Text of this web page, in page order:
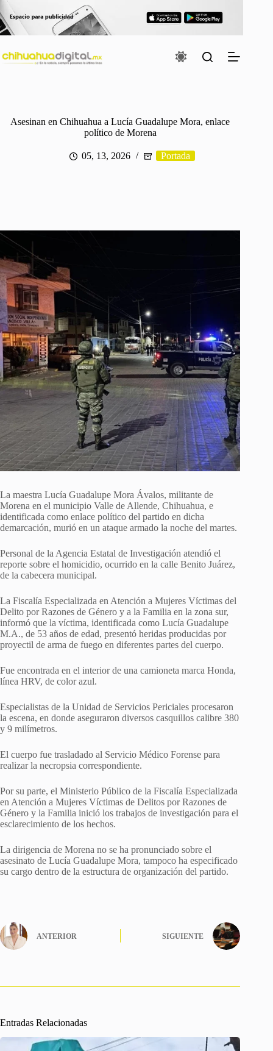
Saltar
al
contenido
Asesinan en Chihuahua a Lucía Guadalupe Mora, enlace
político de Morena
05, 13, 2026 Portada
La maestra Lucía Guadalupe Mora Ávalos, militante de
Morena en el municipio Valle de Allende, Chihuahua, e
identificada como enlace político del partido en dicha
demarcación, murió en un ataque armado la noche del martes.
Personal de la Agencia Estatal de Investigación atendió el
reporte sobre el homicidio, ocurrido en la calle Benito Juárez,
de la cabecera municipal.
La Fiscalía Especializada en Atención a Mujeres Víctimas del
Delito por Razones de Género y a la Familia en la zona sur,
informó que la víctima, identificada como Lucía Guadalupe
M.A., de 53 años de edad, presentó heridas producidas por
proyectil de arma de fuego en diferentes partes del cuerpo.
Fue encontrada en el interior de una camioneta marca Honda,
línea HRV, de color azul.
Especialistas de la Unidad de Servicios Periciales procesaron
la escena, en donde aseguraron diversos casquillos calibre 380
y 9 milímetros.
El cuerpo fue trasladado al Servicio Médico Forense para
realizar la necropsia correspondiente.
Por su parte, el Ministerio Público de la Fiscalía Especializada
en Atención a Mujeres Víctimas de Delitos por Razones de
Género y la Familia inició los trabajos de investigación para el
esclarecimiento de los hechos.
La dirigencia de Morena no se ha pronunciado sobre el
asesinato de Lucía Guadalupe Mora, tampoco ha especificado
su cargo dentro de la estructura de organización del partido.
ANTERIOR SIGUIENTE
Entradas Relacionadas